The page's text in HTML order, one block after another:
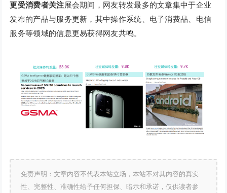
更受消费者关注展会期间，网友转发最多的文章集中于企业
发布的产品与服务更新，其中操作系统、电子消费品、电信
服务等领域的信息更易获得网友共鸣。
免责声明：文章内容不代表本站立场，本站不对其内容的真实
性、完整性、准确性给予任何担保、暗示和承诺，仅供读者参